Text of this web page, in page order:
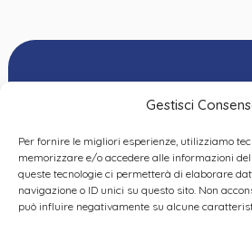
Gestisci
Per fornire le migliori esperienze, utilizziamo
memorizzare e/o accedere alle informazioni
queste tecnologie ci permetterà di elaborare
navigazione o ID unici su questo sito. Non
può influire negativamente su alcune
Privacy Policy|Cookie
Policy|Dichiarazione
VIA